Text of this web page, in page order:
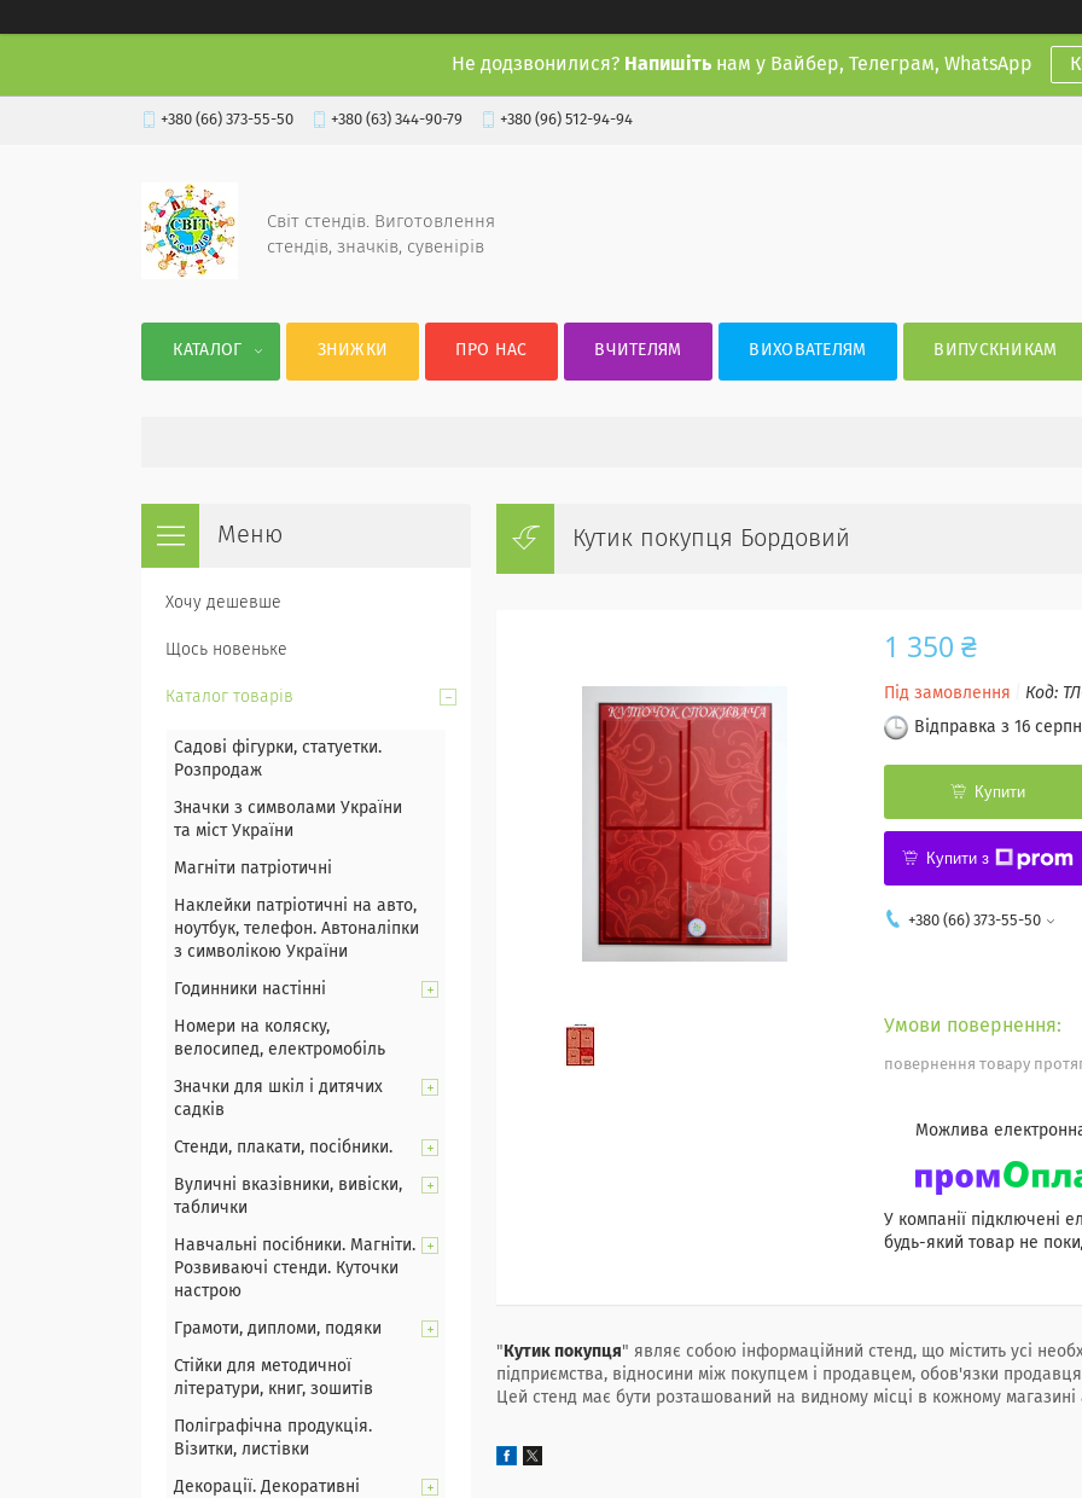
Не додзвонилися? Напишіть нам у Вайбер, Телеграм, WhatsApp
+380 (66) 373-55-50 +380 (63) 344-90-79 +380 (96) 512-94-94
Світ стендів. Виготовлення
стендів, значків, сувенірів
КАТАЛОГ ЗНИЖКИ ПРО НАС ВЧИТЕЛЯМ ВИХОВАТЕЛЯМ ВИПУСКНИКАМ
Кутик покупця Бордовий
1 350 ₴
Під замовлення Код:
Відправка з 16
Купити
Купити з
+380 (66) 373-55-50
повернення товару
У компанії підключені
будь-який товар не
" Кутик покупця" являє собою інформаційний стенд, що містить усі
підприємства, відносини між покупцем і продавцем, обов'язки
Цей стенд має бути розташований на видному місці в кожному магазині
Хочу дешевше
Щось новеньке
Каталог товарів
Садові фігурки, статуетки.
Розпродаж
Значки з символами України
та міст України
Магніти патріотичні
Наклейки патріотичні на авто,
ноутбук, телефон. Автоналіпки
з символікою України
Годинники настінні
Номери на коляску,
велосипед, електромобіль
Значки для шкіл і дитячих
садків
Стенди, плакати, посібники.
Вуличні вказівники, вивіски,
таблички
Навчальні посібники. Магніти.
Розвиваючі стенди. Куточки
настрою
Грамоти, дипломи, подяки
Стійки для методичної
літератури, книг, зошитів
Поліграфічна продукція.
Візитки, листівки
Декорації. Декоративні